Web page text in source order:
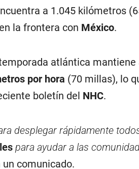
a 1.045 kilómetros
la frontera con México.
atlántica mantiene
por hora (70 millas), lo
boletín del NHC.
desplegar rápidamente
para ayudar a las
un comunicado.